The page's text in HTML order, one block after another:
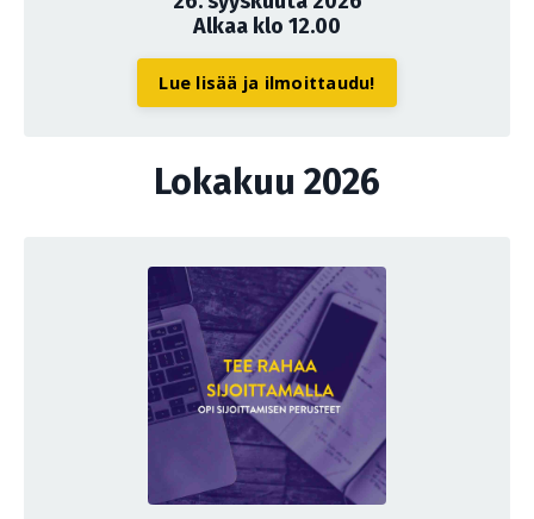
Alkaa klo 12.00
Lue lisää ja ilmoittaudu!
Lokakuu 2026